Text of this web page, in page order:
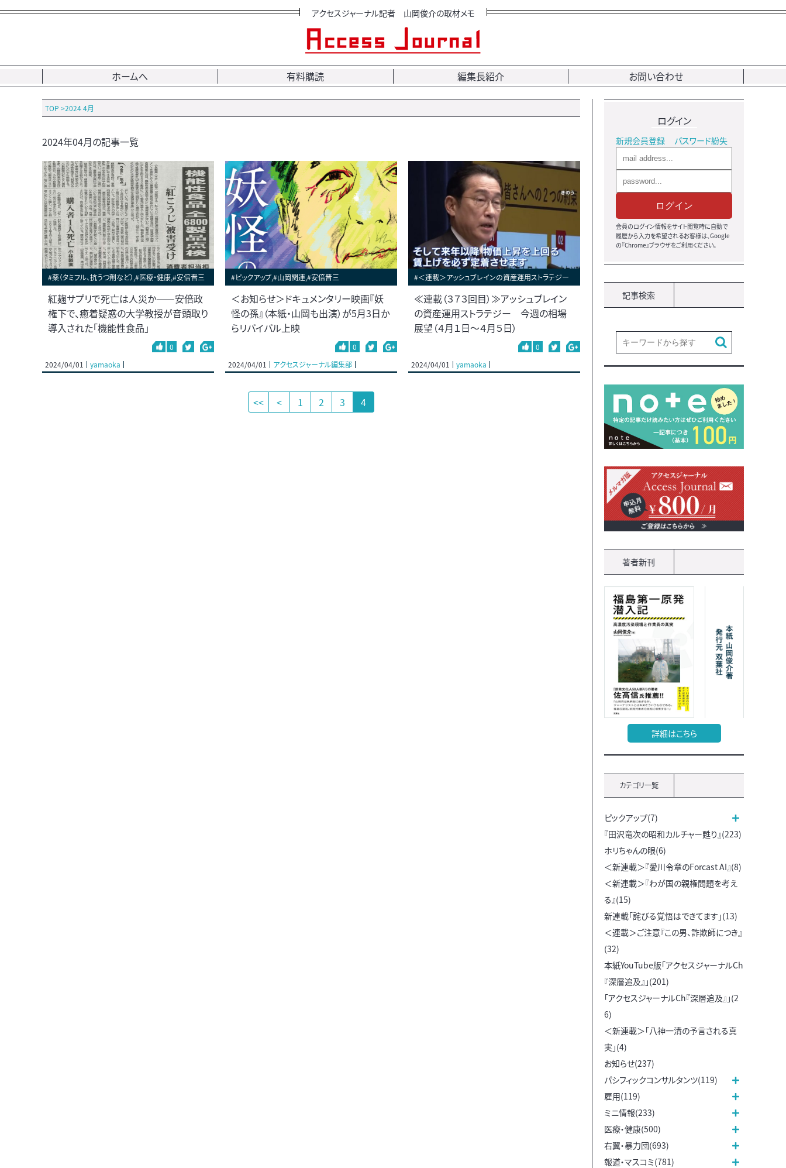
アクセスジャーナル記者 山岡俊介の取材メモ
ホームへ 有料購読 編集長紹介 お問い合わせ
TOP >2024 4月
2024年04月の記事一覧
#薬（タミフル、抗うつ剤など）,#医療・健康,#安倍晋三
紅麹サプリで死亡は人災か――安倍政
権下で、癒着疑惑の大学教授が音頭取り
導入された「機能性食品」
0
2024/04/01
yamaoka
#ピックアップ,#山岡関連,#安倍晋三
＜お知らせ＞ドキュメンタリー映画『妖
怪の孫』（本紙・山岡も出演）が5月3日か
らリバイバル上映
0
2024/04/01
アクセスジャーナル編集部
#＜連載＞アッシュブレインの資産運用ストラテジー
≪連載（３７３回目）≫アッシュブレイン
の資産運用ストラテジー 今週の相場
展望（４月１日～４月５日）
0
2024/04/01
yamaoka
<< < 1 2 3 4
ログイン
新規会員登録 パスワード紛失
ログイン
会員のログイン情報をサイト閲覧時に自動で
履歴から入力を希望されるお客様は、Google
の『Chrome』ブラウザをご利用ください。
記事検索
著者新刊
詳細はこちら
カテゴリ一覧
ピックアップ(7)
『田沢竜次の昭和カルチャー甦り』(223)
ホリちゃんの眼(6)
＜新連載＞『愛川令章のForcast AI』(8)
＜新連載＞『わが国の親権問題を考え
る』(15)
新連載「詫びる覚悟はできてます」(13)
＜連載＞ご注意『この男、詐欺師につき』
(32)
本紙YouTube版「アクセスジャーナルCh
『深層追及』」(201)
「アクセスジャーナルCh『深層追及』」(2
6)
＜新連載＞「八神一清の予言される真
実」(4)
お知らせ(237)
パシフィックコンサルタンツ(119)
雇用(119)
ミニ情報(233)
医療・健康(500)
右翼・暴力団(693)
報道・マスコミ(781)